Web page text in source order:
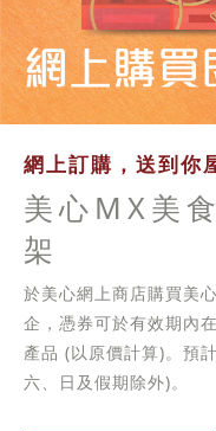
網上訂購，送到你
美心MX美
架
於美心網上商店購買美
企，憑券可於有效期內
產品 (以原價計算)。預
六、日及假期除外)。